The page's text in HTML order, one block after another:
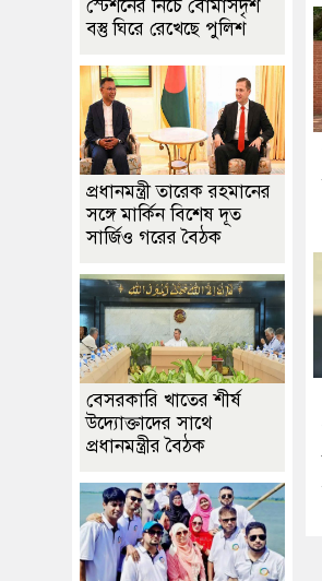
স্টেশনের নিচে বোমাসদৃশ
বস্তু ঘিরে রেখেছে পুলিশ
প্রধানমন্ত্রী তারেক রহমানের
সঙ্গে মার্কিন বিশেষ দূত
সার্জিও গরের বৈঠক
বেসরকারি খাতের শীর্ষ
উদ্যোক্তাদের সাথে
প্রধানমন্ত্রীর বৈঠক